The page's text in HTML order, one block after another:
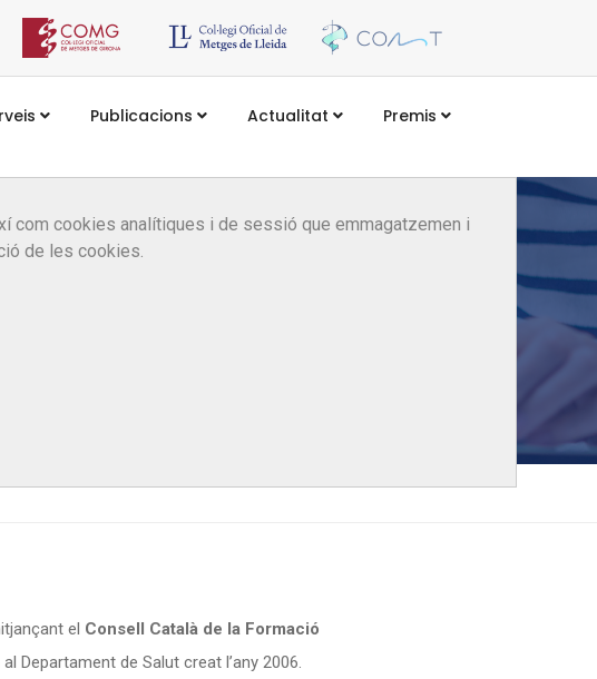
com cookies analítiques i de sessió que emmagatzemen i
de les cookies.
Publicacions Actualitat Premis
de
el Consell Català de la Formació
Departament de Salut creat l’any 2006.